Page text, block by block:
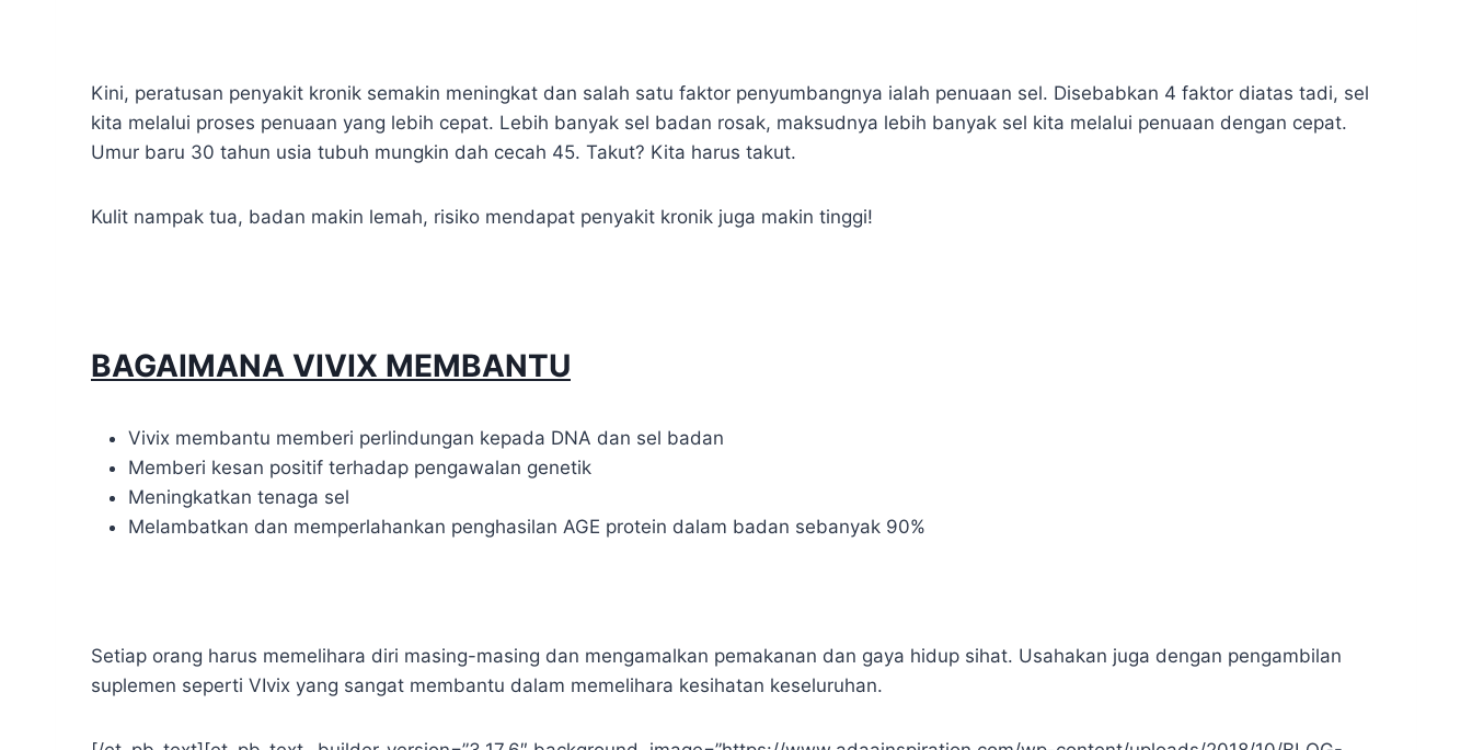
Kini, peratusan penyakit kronik semakin meningkat dan salah satu faktor penyumbangnya ialah penuaan sel. Disebabkan 4 faktor diatas tadi, sel
kita melalui proses penuaan yang lebih cepat. Lebih banyak sel badan rosak, maksudnya lebih banyak sel kita melalui penuaan dengan cepat.
Umur baru 30 tahun usia tubuh mungkin dah cecah 45. Takut? Kita harus takut.
Kulit nampak tua, badan makin lemah, risiko mendapat penyakit kronik juga makin tinggi!
BAGAIMANA VIVIX MEMBANTU
Vivix membantu memberi perlindungan kepada DNA dan sel badan
Memberi kesan positif terhadap pengawalan genetik
Meningkatkan tenaga sel
Melambatkan dan memperlahankan penghasilan AGE protein dalam badan sebanyak 90%
Setiap orang harus memelihara diri masing-masing dan mengamalkan pemakanan dan gaya hidup sihat. Usahakan juga dengan pengambilan
suplemen seperti VIvix yang sangat membantu dalam memelihara kesihatan keseluruhan.